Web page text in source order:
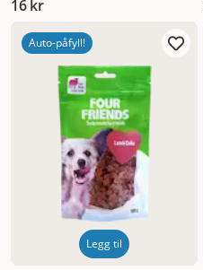
16 kr
Auto-påfyll!
Legg til